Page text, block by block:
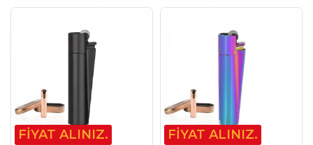
FIYAT ALINIZ. FIYAT ALINIZ.